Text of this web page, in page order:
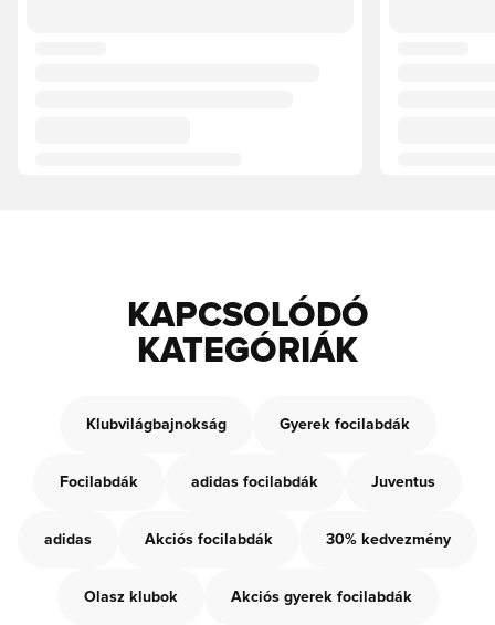
KAPCSOLÓDÓ
KATEGÓRIÁK
Klubvilágbajnokság Gyerek focilabdák
Focilabdák adidas focilabdák Juventus
adidas Akciós focilabdák 30% kedvezmény
Olasz klubok Akciós gyerek focilabdák